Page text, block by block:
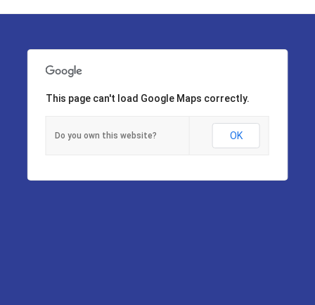
This page can't load Google Maps correctly.
Do you own this website? OK